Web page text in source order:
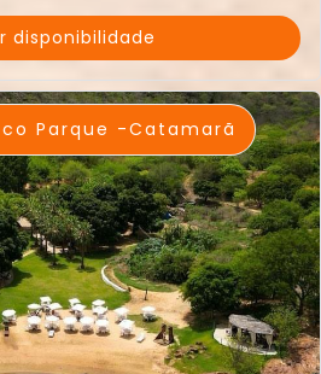
disponibilidade
Parque -Catamarã